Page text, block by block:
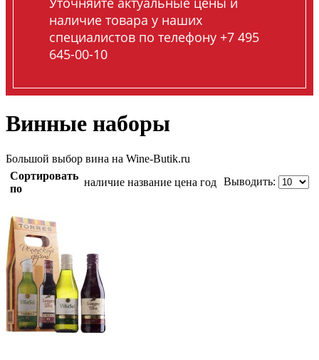
наличие товара у наших
специалистов по телефону +7 495
645-00-10
Винные наборы
Большой выбор вина на Wine-Butik.ru
Сортировать
по
наличие название цена год Выводить: